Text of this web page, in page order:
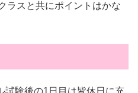
ラスと共にポイントはかな